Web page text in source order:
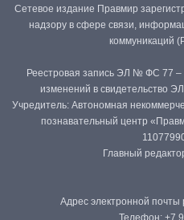
Сетевое издание Правмир
надзору в сфере связи,
коммуникаций
Реестровая запись ЭЛ № ФС 77 –
изменений в свидетельство
Учредитель: Автономная
познавательный центр
Главный
Адрес электронной почты
Телефон: +7